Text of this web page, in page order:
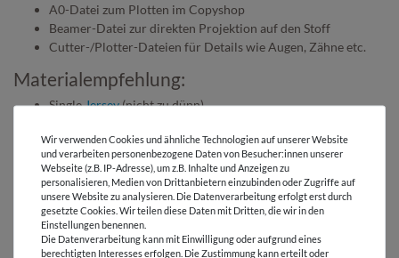
A0-Datei zum Plotten im Copyshop
Beamer-Datei zur direkten Projektion auf den Stoff
Cutter-/Plotter-Dateien für Details wie Augen, Zähne etc.
Materialempfehlung:
SingleJersey(nicht zu dünn)
ANDERE KUNDEN KAUFTEN DAZU:
Wir verwenden Cookies und ähnliche Technologien auf unserer Website
und verarbeiten personenbezogene Daten von Besucher:innen unserer
Webseite (z.B. IP-Adresse), um z.B. Inhalte und Anzeigen zu
personalisieren, Medien von Drittanbietern einzubinden oder Zugriffe auf
unsere Website zu analysieren. Die Datenverarbeitung erfolgt erst durch
gesetzte Cookies. Wir teilen diese Daten mit Dritten, die wir in den
Einstellungen benennen.
Die Datenverarbeitung kann mit Einwilligung oder aufgrund eines
berechtigten Interesses erfolgen. Die Zustimmung kann erteilt oder